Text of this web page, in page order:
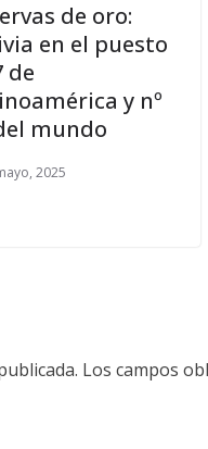
de oro:
en el puesto
de
y nº
mundo
2025
Los campos